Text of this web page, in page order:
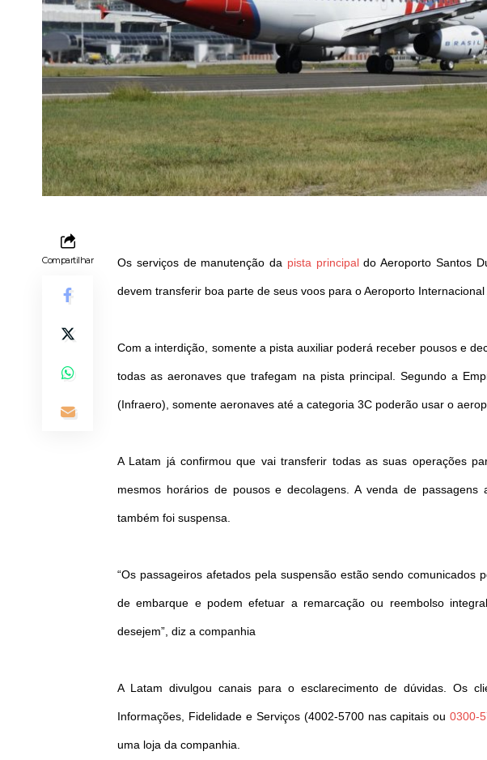
Compartilhar Os serviços de manutenção da pista principaldo Aeroporto Santos
devem transferir boa parte de seus voos para o Aeroporto
Com a interdição, somente a pista auxiliar poderá receber pousos e
todas as aeronaves que trafegam na pista principal. Segundo a
(Infraero), somente aeronaves até a categoria 3C poderão usar o
A Latam já confirmou que vai transferir todas as suas operações
mesmos horários de pousos e decolagens. A venda de
também foi suspensa.
“Os passageiros afetados pela suspensão estão sendo comunicados
de embarque e podem efetuar a remarcação ou reembolso
desejem”, diz a companhia
A Latam divulgou canais para o esclarecimento de dúvidas. Os
Informações, Fidelidade e Serviços (4002-5700 nas capitais ou0300-
uma loja da companhia.